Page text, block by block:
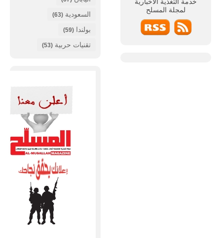
خدمة التغذية الأخبارية
لمجلة المسلح
السعودية (63)
بولندا (59)
تقنيات حربية (53)